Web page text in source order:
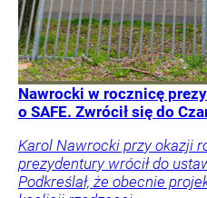
Nawrocki w rocznicę
o SAFE. Zwrócił się do
Karol Nawrocki przy okazji
prezydentury wrócił do
Podkreślał, że obecnie